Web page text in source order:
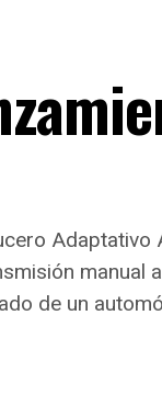
manual
de un